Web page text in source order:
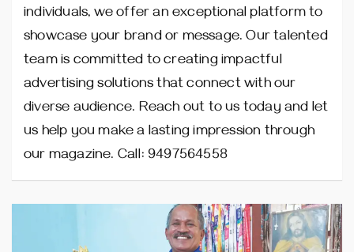
individuals, we offer an exceptional platform to
showcase your brand or message. Our talented
team is committed to creating impactful
advertising solutions that connect with our
diverse audience. Reach out to us today and let
us help you make a lasting impression through
our magazine. Call: 9497564558